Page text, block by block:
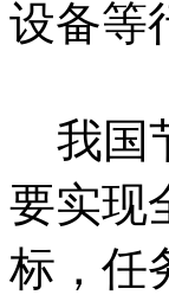
设备等
我国
要实现
标，任